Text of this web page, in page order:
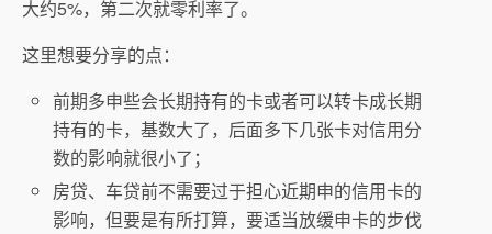
大约5%，第二次就零利率了。
这里想要分享的点：
前期多申些会长期持有的卡或者可以转卡成长期
持有的卡，基数大了，后面多下几张卡对信用分
数的影响就很小了；
房贷、车贷前不需要过于担心近期申的信用卡的
影响，但要是有所打算，要适当放缓申卡的步伐